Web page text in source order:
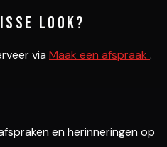
look?
via Maak een afspraak .
en herinneringen op